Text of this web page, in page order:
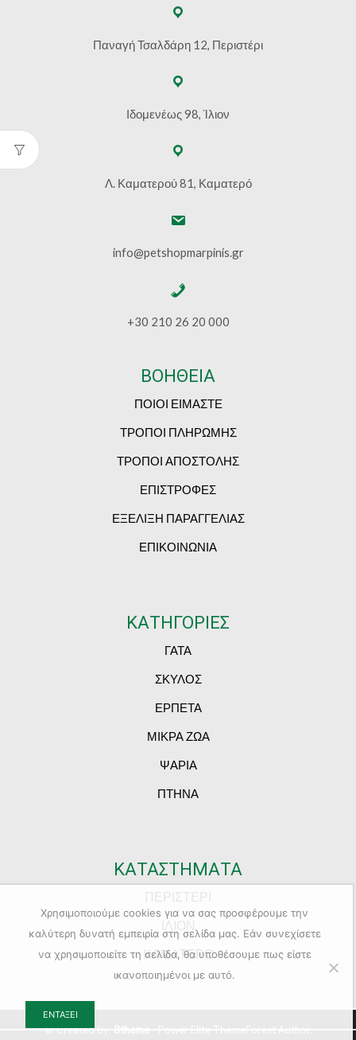
Παναγή Τσαλδάρη 12, Περιστέρι
Ιδομενέως 98, Ίλιον
Λ. Καματερού 81, Καματερό
info@petshopmarpinis.gr
+30 210 26 20 000
ΒΟΗΘΕΙΑ
ΠΟΙΟΙ ΕΙΜΑΣΤΕ
ΤΡΟΠΟΙ ΠΛΗΡΩΜΗΣ
ΤΡΟΠΟΙ ΑΠΟΣΤΟΛΗΣ
ΕΠΙΣΤΡΟΦΕΣ
ΕΞΕΛΙΞΗ ΠΑΡΑΓΓΕΛΙΑΣ
ΕΠΙΚΟΙΝΩΝΙΑ
ΚΑΤΗΓΟΡΙΕΣ
ΓΑΤΑ
ΣΚΥΛΟΣ
ΕΡΠΕΤΑ
ΜΙΚΡΑ ΖΩΑ
ΨΑΡΙΑ
ΠΤΗΝΑ
ΚΑΤΑΣΤΗΜΑΤΑ
ΚΑΜΑΤΕΡΟ
© Created by
Χρησιμοποιούμε cookies για να σας προσφέρουμε την
καλύτερη δυνατή εμπειρία στη σελίδα μας. Εάν συνεχίσετε
να χρησιμοποιείτε τη σελίδα, θα υποθέσουμε πως είστε
ικανοποιημένοι με αυτό.
ΕΝΤΆΞΕΙ